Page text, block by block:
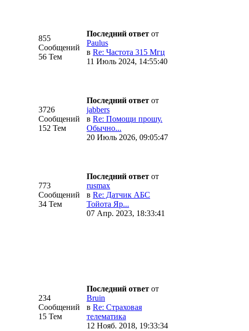
855
Сообщений
56 Тем
Последний ответ от
Paulus
в Re: Частота 315 Мгц
11 Июль 2024, 14:55:40
3726
Сообщений
152 Тем
Последний ответ от
jabbers
в Re: Помощи прошу.
Обычно...
20 Июль 2026, 09:05:47
773
Сообщений
34 Тем
Последний ответ от
rusmax
в Re: Датчик АБС
Тойота Яр...
07 Апр. 2023, 18:33:41
234
Сообщений
15 Тем
Последний ответ от
Bruin
в Re: Страховая
телематика
12 Нояб. 2018, 19:33:34